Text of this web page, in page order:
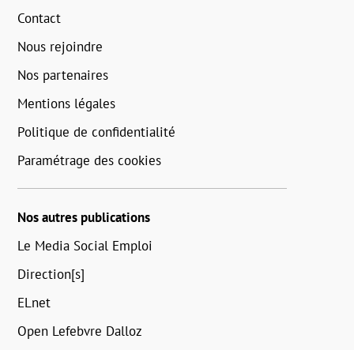
Contact
Nous rejoindre
Nos partenaires
Mentions légales
Politique de confidentialité
Paramétrage des cookies
Nos autres publications
Le Media Social Emploi
Direction[s]
ELnet
Open Lefebvre Dalloz